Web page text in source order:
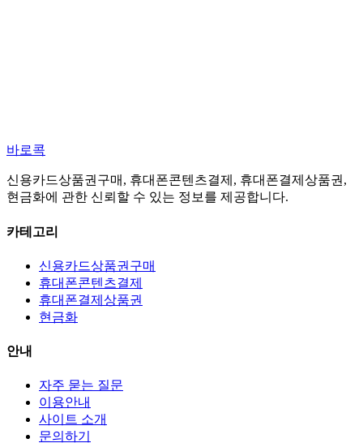
바로콕
신용카드상품권구매, 휴대폰콘텐츠결제, 휴대폰결제상품권,
현금화에 관한 신뢰할 수 있는 정보를 제공합니다.
카테고리
신용카드상품권구매
휴대폰콘텐츠결제
휴대폰결제상품권
현금화
안내
자주 묻는 질문
이용안내
사이트 소개
문의하기